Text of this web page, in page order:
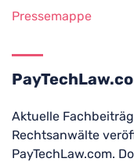
Pressemappe
Aktuelle
Rechtsanwälte
PayTechLaw.com.